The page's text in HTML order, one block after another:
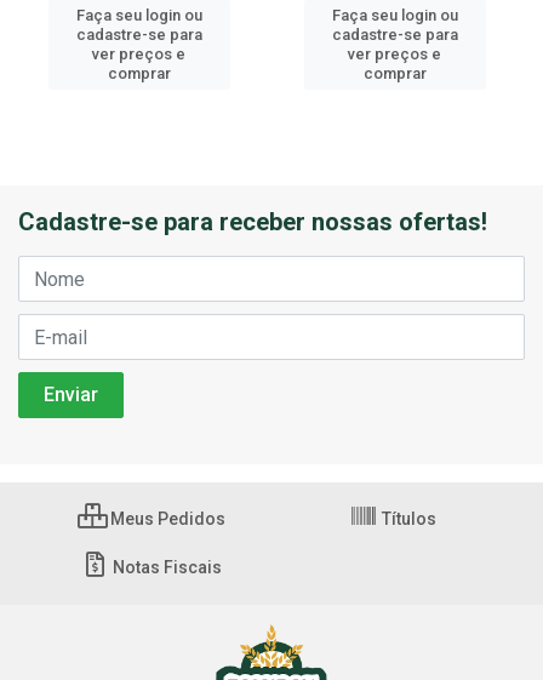
Faça seu login ou
cadastre-se para
ver preços e
comprar
Faça seu login ou
cadastre-se para
ver preços e
comprar
Cadastre-se para receber nossas ofertas!
Meus Pedidos Títulos
Notas Fiscais